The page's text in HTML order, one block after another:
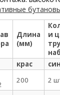
Длина
(мм)
и
крас син
200 2